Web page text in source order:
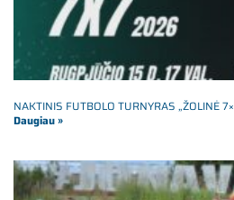
NAKTINIS FUTBOLO TURNYRAS „ŽOLINĖ
Daugiau »